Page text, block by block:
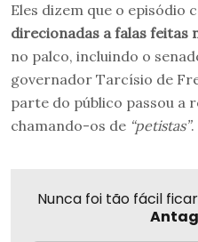
Eles dizem que o episódio
direcionadas a falas feitas
no palco, incluindo o
governador Tarcísio de
parte do público passou a
chamando-os de “petistas”.
Nunca foi tão fácil